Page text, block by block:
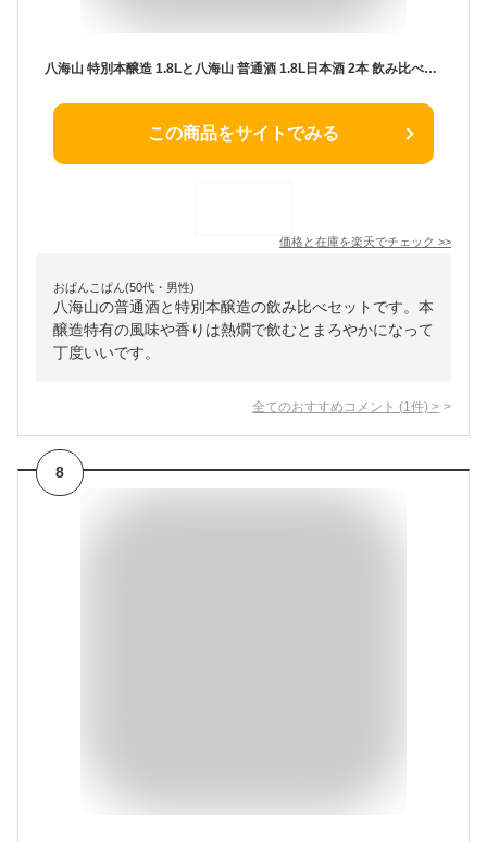
八海山 特別本醸造 1.8Lと八海山 普通酒 1.8L日本酒 2本 飲み比べセット 日本酒 飲み比べ ギフト
この商品をサイトでみる
価格と在庫を楽天でチェック >>
おぱんこぱん(50代・男性)
八海山の普通酒と特別本醸造の飲み比べセットです。本
醸造特有の風味や香りは熱燗で飲むとまろやかになって
丁度いいです。
全てのおすすめコメント (1 件) >
8